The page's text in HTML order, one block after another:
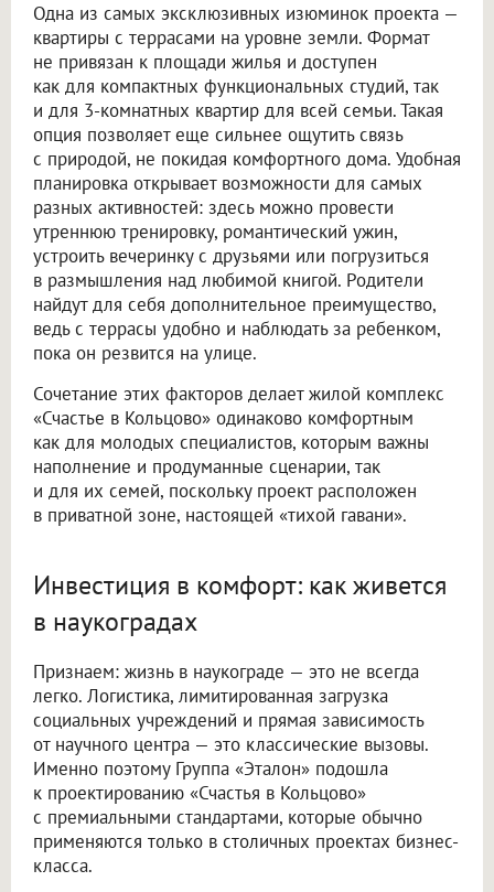
Одна из самых эксклюзивных изюминок проекта —
квартиры с террасами на уровне земли. Формат
не привязан к площади жилья и доступен
как для компактных функциональных студий, так
и для 3-комнатных квартир для всей семьи. Такая
опция позволяет еще сильнее ощутить связь
с природой, не покидая комфортного дома. Удобная
планировка открывает возможности для самых
разных активностей: здесь можно провести
утреннюю тренировку, романтический ужин,
устроить вечеринку с друзьями или погрузиться
в размышления над любимой книгой. Родители
найдут для себя дополнительное преимущество,
ведь с террасы удобно и наблюдать за ребенком,
пока он резвится на улице.
Сочетание этих факторов делает жилой комплекс
«Счастье в Кольцово» одинаково комфортным
как для молодых специалистов, которым важны
наполнение и продуманные сценарии, так
и для их семей, поскольку проект расположен
в приватной зоне, настоящей «тихой гавани».
Инвестиция в комфорт: как живется
в наукоградах
Признаем: жизнь в наукограде — это не всегда
легко. Логистика, лимитированная загрузка
социальных учреждений и прямая зависимость
от научного центра — это классические вызовы.
Именно поэтому Группа «Эталон» подошла
к проектированию «Счастья в Кольцово»
с премиальными стандартами, которые обычно
применяются только в столичных проектах бизнес-
класса.